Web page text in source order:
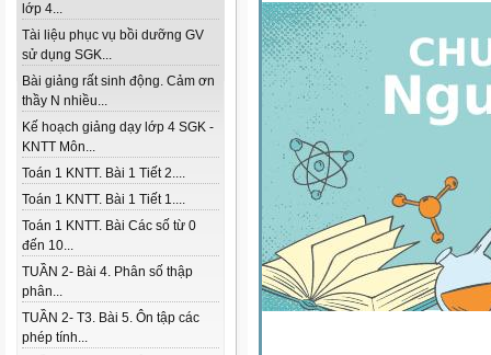
lớp 4...
Tài liệu phục vụ bồi dưỡng GV
sử dụng SGK...
Bài giảng rất sinh động. Cảm ơn
thầy N nhiều...
Kế hoạch giảng dạy lớp 4 SGK -
KNTT Môn...
Toán 1 KNTT. Bài 1 Tiết 2....
Toán 1 KNTT. Bài 1 Tiết 1....
Toán 1 KNTT. Bài Các số từ 0
đến 10...
TUẦN 2- Bài 4. Phân số thập
phân...
TUẦN 2- T3. Bài 5. Ôn tập các
phép tính...